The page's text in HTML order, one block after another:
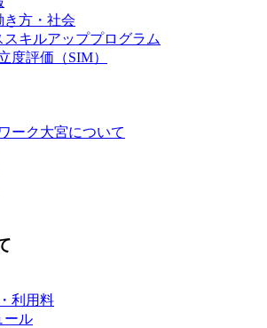
き方・社会
スキルアッププログラム
度評価（SIM）
ーク大宮について
利用料
ール